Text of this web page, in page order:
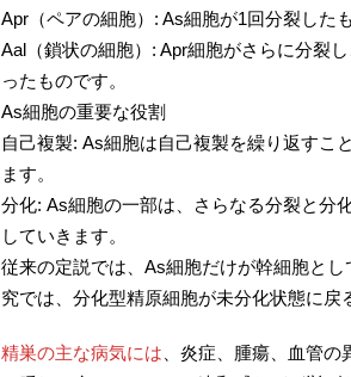
Apr（ペアの細胞）: As細胞が1回分裂した
Aal（鎖状の細胞）: Apr細胞がさらに分裂
ったものです。
As細胞の重要な役割
自己複製: As細胞は自己複製を繰り返すこ
ます。
分化: As細胞の一部は、さらなる分裂と分
していきます。
従来の定説では、As細胞だけが幹細胞と
究では、分化型精原細胞が未分化状態に戻
精巣の主な病気には 、炎症、腫瘍、血管